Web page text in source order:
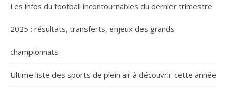
Les infos du football incontournables du dernier trimestre
2025 : résultats, transferts, enjeux des grands
championnats
Ultime liste des sports de plein air à découvrir cette année